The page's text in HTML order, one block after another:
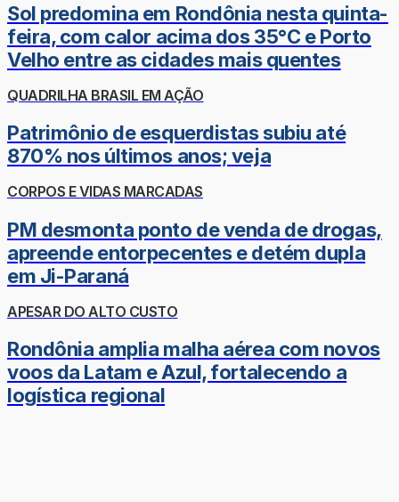
Sol predomina em Rondônia nesta quinta-
feira, com calor acima dos 35°C e Porto
Velho entre as cidades mais quentes
QUADRILHA BRASIL EM AÇÃO
Patrimônio de esquerdistas subiu até
870% nos últimos anos; veja
CORPOS E VIDAS MARCADAS
PM desmonta ponto de venda de drogas,
apreende entorpecentes e detém dupla
em Ji-Paraná
APESAR DO ALTO CUSTO
Rondônia amplia malha aérea com novos
voos da Latam e Azul, fortalecendo a
logística regional